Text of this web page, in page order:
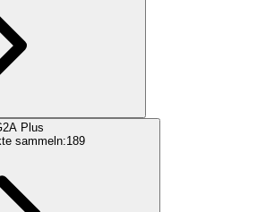
Plus
sammeln:189